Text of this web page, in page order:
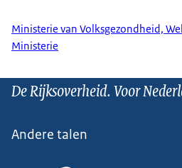
Ministerie van Volksgezondheid,
Ministerie
De Rijksoverheid. Voor
Andere talen